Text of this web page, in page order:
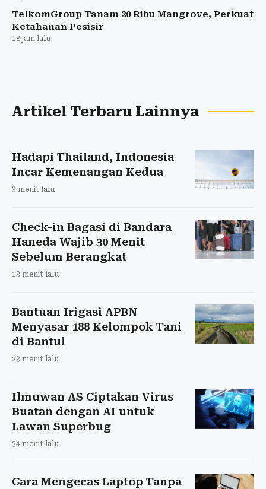
TelkomGroup Tanam 20 Ribu Mangrove, Perkuat
Ketahanan Pesisir
18 jam lalu
Artikel Terbaru Lainnya
Hadapi Thailand, Indonesia
Incar Kemenangan Kedua
3 menit lalu
Check-in Bagasi di Bandara
Haneda Wajib 30 Menit
Sebelum Berangkat
13 menit lalu
Bantuan Irigasi APBN
Menyasar 188 Kelompok Tani
di Bantul
23 menit lalu
Ilmuwan AS Ciptakan Virus
Buatan dengan AI untuk
Lawan Superbug
34 menit lalu
Cara Mengecas Laptop Tanpa